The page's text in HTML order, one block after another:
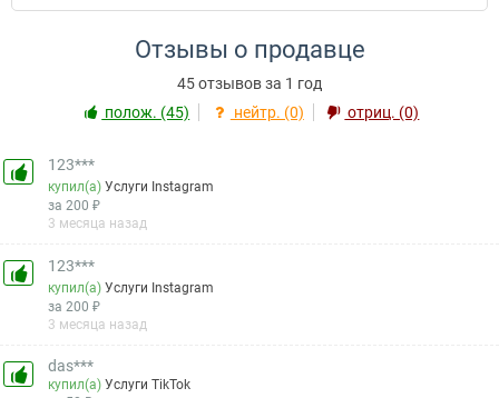
Отзывы о продавце
45 отзывов за 1 год
полож. (45)
нейтр. (0) отриц. (0)
123***
купил(а)Услуги Instagram
за 200 ₽
3 месяца назад
123***
купил(а)Услуги Instagram
за 200 ₽
3 месяца назад
das***
купил(а)Услуги TikTok